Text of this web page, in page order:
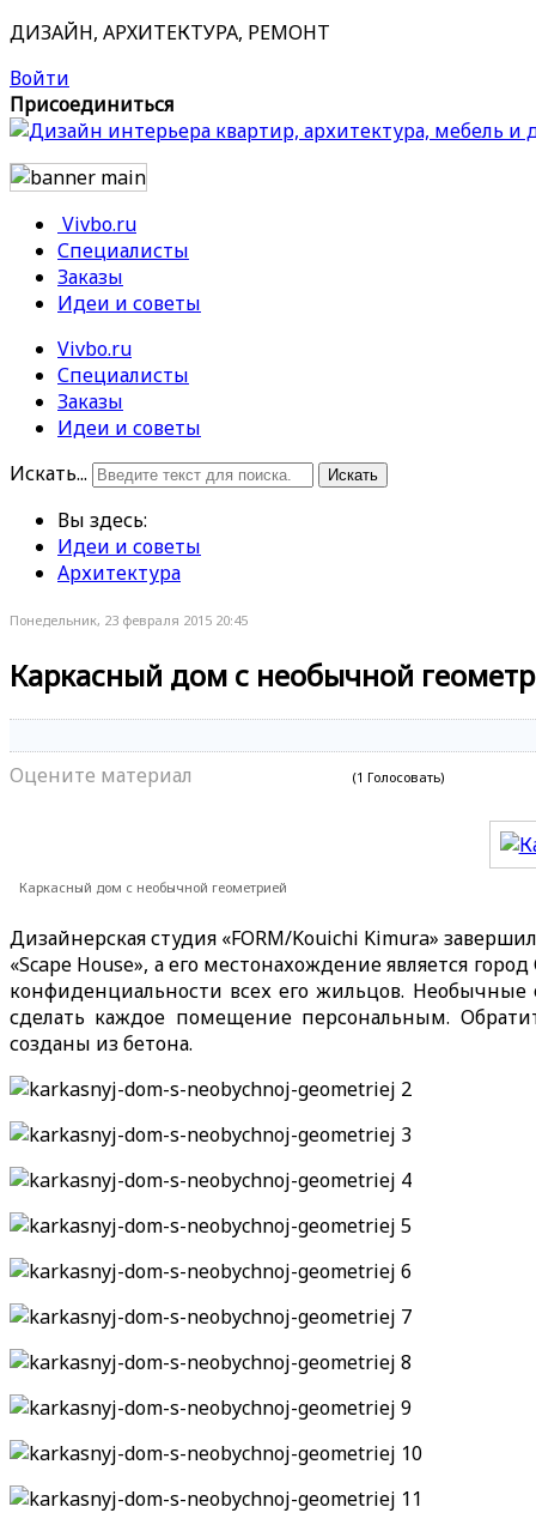
ДИЗАЙН, АРХИТЕКТУРА, РЕМОНТ
Войти
Присоединиться
Vivbo.ru
Специалисты
Заказы
Идеи и советы
Vivbo.ru
Специалисты
Заказы
Идеи и советы
Искать...
Искать
Вы здесь:
Идеи и советы
Архитектура
Понедельник, 23 февраля 2015 20:45
Каркасный дом с необычной
Оцените материал (1 Голосовать)
Каркасный дом с необычной геометрией
Дизайнерская студия «FORM/Kouichi Kimura»
«Scape House», а его местонахождение является
конфиденциальности всех его жильцов.
сделать каждое помещение персональным.
созданы из бетона.